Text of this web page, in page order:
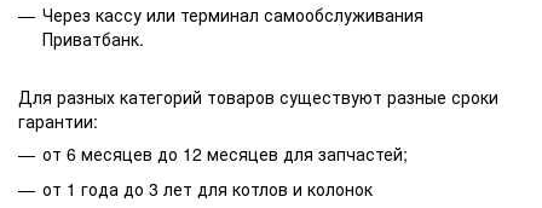
Через кассу или терминал самообслуживания
Приватбанк.
Для разных категорий товаров существуют разные сроки
гарантии:
от 6 месяцев до 12 месяцев для запчастей;
от 1 года до 3 лет для котлов и колонок